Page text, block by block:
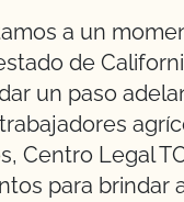
a un
de
un paso
Centro Legal
para brindar